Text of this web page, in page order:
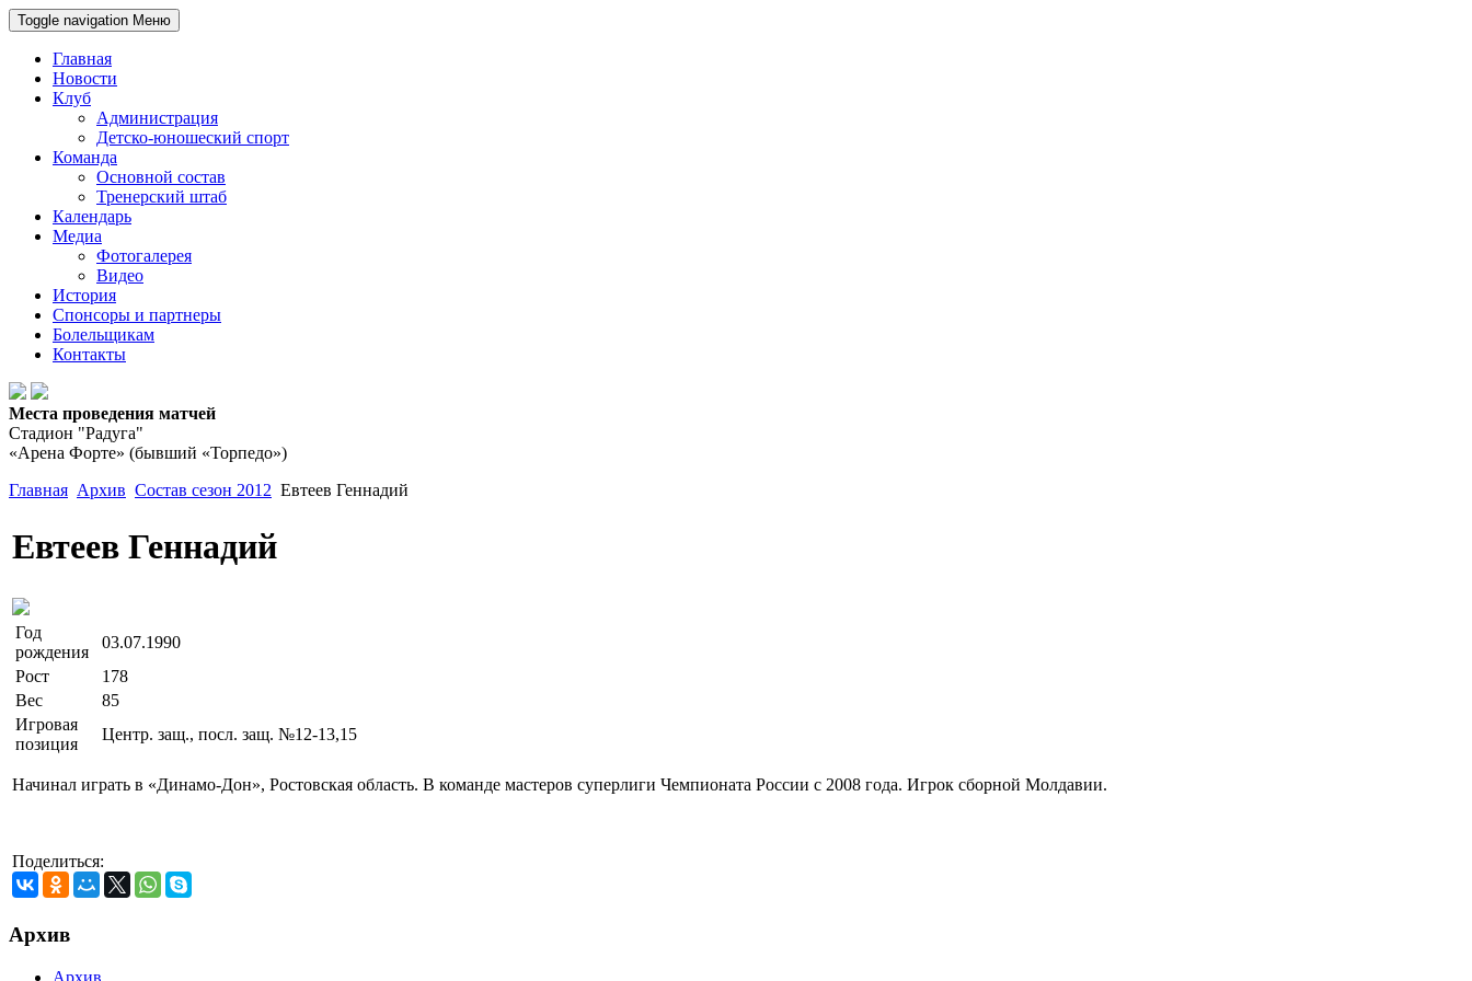
Toggle navigation Меню
Главная
Новости
Клуб
Администрация
Детско-юношеский спорт
Команда
Основной состав
Тренерский штаб
Календарь
Медиа
Фотогалерея
Видео
История
Спонсоры и партнеры
Болельщикам
Контакты
Места проведения матчей
Стадион "Радуга"
«Арена Форте» (бывший «Торпедо»)
Главная Архив Состав сезон 2012 Евтеев Геннадий
Евтеев Геннадий
Год
рождения
03.07.1990
Рост
178
Вес
85
Игровая
позиция
Центр. защ., посл. защ. №12-13,15
Начинал играть в «Динамо-Дон», Ростовская область. В команде мастеров суперлиги Чемпионата России с 2008 года. Игрок сборной Молдавии.
Поделиться:
Архив
Архив